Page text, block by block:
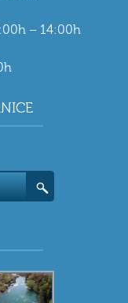
– 14:00h